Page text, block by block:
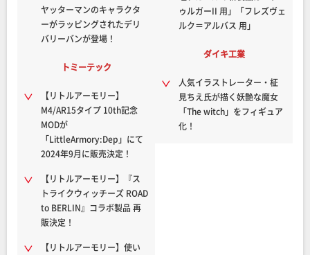
ヤッターマンのキャラクタ
ーがラッピングされたデリ
バリーバンが登場！
トミーテック
【リトルアーモリー】
M4/AR15タイプ 10th記念
MODが
「LittleArmory:Dep」にて
2024年9月に販売決定！
【リトルアーモリー】『ス
トライクウィッチーズ ROAD
to BERLIN』コラボ製品 再
販決定！
【リトルアーモリー】使い
ゥルガーII 用」「フレズヴェ
ルク＝アルバス 用」
ダイキ工業
人気イラストレーター・柾
見ちえ氏が描く妖艶な魔女
「The witch」をフィギュア
化！